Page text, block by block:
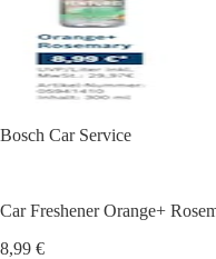
Bosch Car Service
Car Freshener Orange+
8,99 €